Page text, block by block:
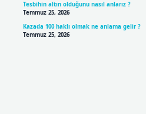
Tesbihin altın olduğunu nasıl anlarız ?
Temmuz 25, 2026
Kazada 100 haklı olmak ne anlama gelir ?
Temmuz 25, 2026